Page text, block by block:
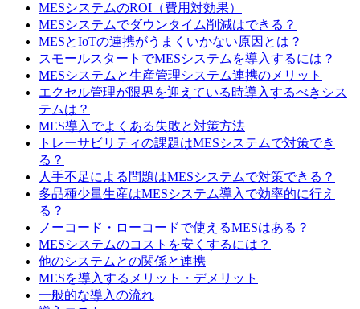
MESシステムのROI（費用対効果）
MESシステムでダウンタイム削減はできる？
MESとIoTの連携がうまくいかない原因とは？
スモールスタートでMESシステムを導入するには？
MESシステムと生産管理システム連携のメリット
エクセル管理が限界を迎えている時導入するべきシス
テムは？
MES導入でよくある失敗と対策方法
トレーサビリティの課題はMESシステムで対策でき
る？
人手不足による問題はMESシステムで対策できる？
多品種少量生産はMESシステム導入で効率的に行え
る？
ノーコード・ローコードで使えるMESはある？
MESシステムのコストを安くするには？
他のシステムとの関係と連携
MESを導入するメリット・デメリット
一般的な導入の流れ